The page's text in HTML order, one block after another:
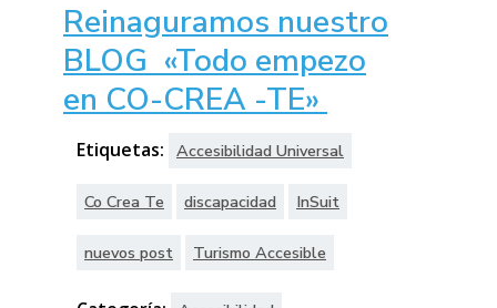
Reinaguramos nuestro
BLOG «Todo empezo
en CO-CREA -TE»
Etiquetas: Accesibilidad Universal
Co Crea Te discapacidad InSuit
nuevos post Turismo Accesible